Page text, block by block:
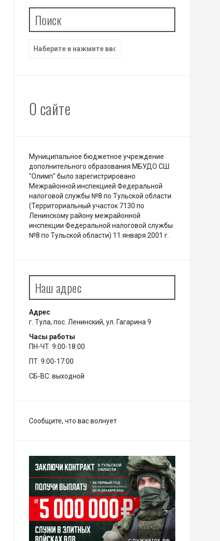
Поиск
Найти:
О сайте
Муниципальное бюджетное учреждение
дополнительного образования МБУДО СШ
"Олимп" было зарегистрировано
Межрайонной инспекцией Федеральной
налоговой службы №8 по Тульской области
(Территориальный участок 7130 по
Ленинскому району межрайонной
инспекции Федеральной налоговой службы
№8 по Тульской области) 11 января 2001 г.
Наш адрес
Адрес
г. Тула, пос. Ленинский, ул. Гагарина 9
Часы работы
ПН-ЧТ: 9:00-18:00
ПТ: 9:00-17:00
СБ-ВС: выходной
Сообщите, что вас волнует